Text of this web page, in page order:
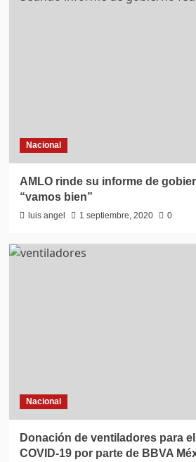
Nacional
AMLO rinde su informe de
“vamos bien”
luis angel 1 septiembre, 2020 0
Nacional
Donación de ventiladores para
COVID-19 por parte de BBVA